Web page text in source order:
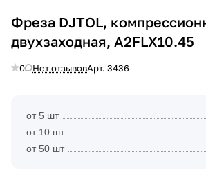
Фреза DJTOL,
двухзаходная, A2FLX10.45
0 Нет отзывовАрт. 3436
от 5 шт
от 10 шт
от 50 шт